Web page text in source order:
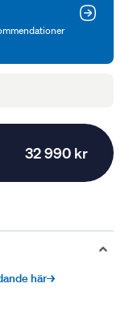
32 990 kr
här→